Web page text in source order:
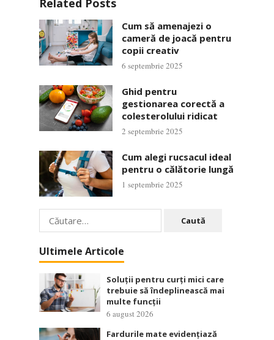
Related Posts
Cum să amenajezi o
cameră de joacă pentru
copii creativ
6 septembrie 2025
Ghid pentru
gestionarea corectă a
colesterolului ridicat
2 septembrie 2025
Cum alegi rucsacul ideal
pentru o călătorie lungă
1 septembrie 2025
Caută
după:
Ultimele Articole
Soluții pentru curți mici care
trebuie să îndeplinească mai
multe funcții
6 august 2026
Fardurile mate evidențiază